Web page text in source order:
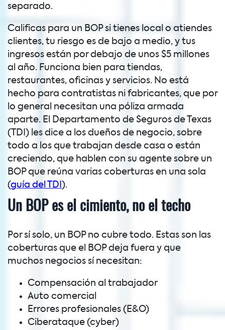
separado.
Calificas para un BOP si tienes local o atiendes
clientes, tu riesgo es de bajo a medio, y tus
ingresos están por debajo de unos $5 millones
al año. Funciona bien para tiendas,
restaurantes, oficinas y servicios. No está
hecho para contratistas ni fabricantes, que por
lo general necesitan una póliza armada
aparte. El Departamento de Seguros de Texas
(TDI) les dice a los dueños de negocio, sobre
todo a los que trabajan desde casa o están
creciendo, que hablen con su agente sobre un
BOP que reúna varias coberturas en una sola
(guía del TDI ).
Un BOP es el cimiento, no el techo
Por sí solo, un BOP no cubre todo. Estas son las
coberturas que el BOP deja fuera y que
muchos negocios sí necesitan:
Compensación al trabajador
Auto comercial
Errores profesionales (E&O)
Ciberataque (cyber)